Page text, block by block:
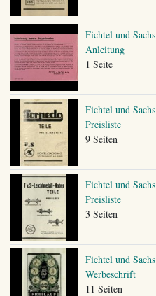
Fichtel und Sachs
Anleitung
1 Seite
Fichtel und Sachs
Preisliste
9 Seiten
Fichtel und Sachs
Preisliste
3 Seiten
Fichtel und Sachs
Werbeschrift
11 Seiten